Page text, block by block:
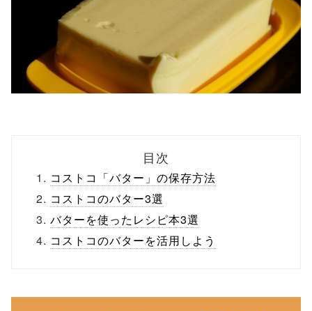
目次
コストコ「バター」の保存方法
コストコのバター3選
バターを使ったレシピ本3選
コストコのバターを活用しよう